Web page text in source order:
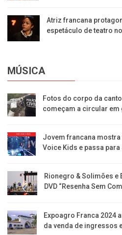
Atriz francana
espetáculo de teatro
MÚSICA
Fotos do corpo da
começam a circular em
Jovem francana mostra
Voice Kids e passa
Rionegro & Solimões e
DVD “Resenha Sem
Expoagro Franca 2024
da venda de ingressos